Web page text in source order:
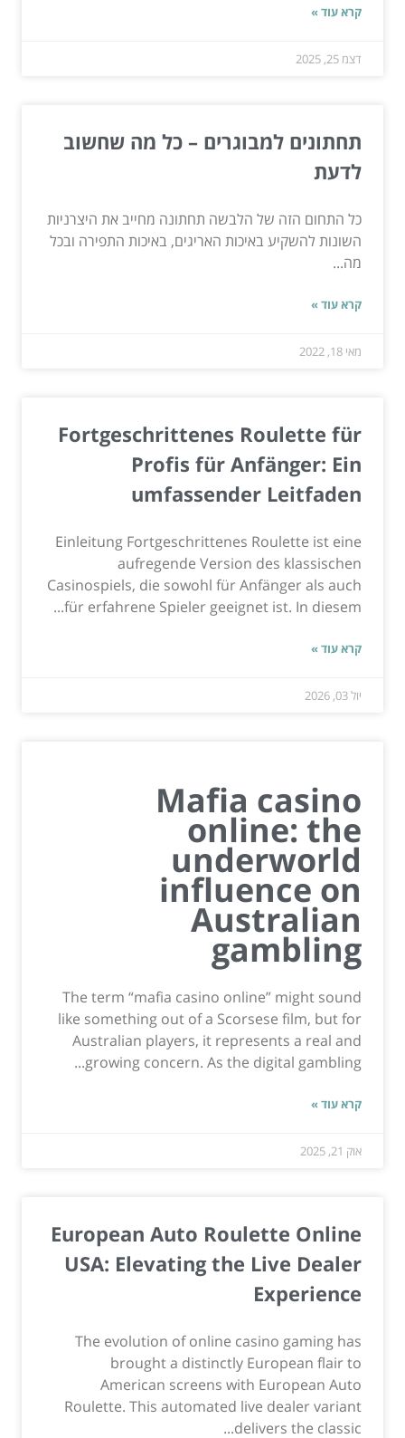
קרא עוד »
דצמ 25, 2025
תחתונים למבוגרים – כל מה שחשוב
לדעת
כל התחום הזה של הלבשה תחתונה מחייב את היצרניות
השונות להשקיע באיכות האריגים, באיכות התפירה ובכל
מה...
קרא עוד »
מאי 18, 2022
Fortgeschrittenes Roulette für
Profis für Anfänger: Ein
umfassender Leitfaden
Einleitung Fortgeschrittenes Roulette ist eine
aufregende Version des klassischen
Casinospiels, die sowohl für Anfänger als auch
für erfahrene Spieler geeignet ist. In diesem...
קרא עוד »
יול 03, 2026
Mafia casino
online: the
underworld
influence on
Australian
gambling
The term “mafia casino online” might sound
like something out of a Scorsese film, but for
Australian players, it represents a real and
growing concern. As the digital gambling...
קרא עוד »
אוק 21, 2025
European Auto Roulette Online
USA: Elevating the Live Dealer
Experience
The evolution of online casino gaming has
brought a distinctly European flair to
American screens with European Auto
Roulette. This automated live dealer variant
delivers the classic...